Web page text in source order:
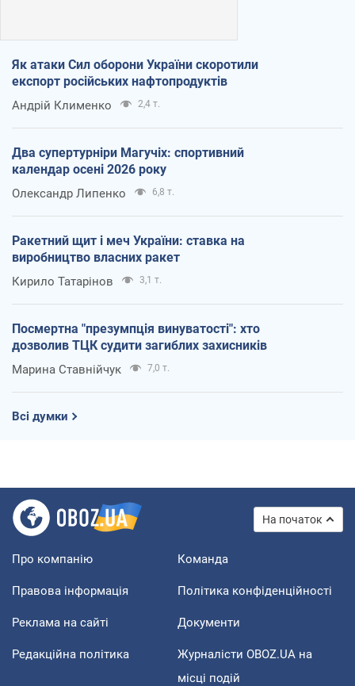
Як атаки Сил оборони України скоротили
експорт російських нафтопродуктів
Андрій Клименко 2,4 т.
Два супертурніри Магучіх: спортивний
календар осені 2026 року
Олександр Липенко 6,8 т.
Ракетний щит і меч України: ставка на
виробництво власних ракет
Кирило Татарінов 3,1 т.
Посмертна "презумпція винуватості": хто
дозволив ТЦК судити загиблих захисників
Марина Ставнійчук 7,0 т.
Всі думки
На початок
Про компанію Команда
Правова інформація Політика конфіденційності
Реклама на сайті Документи
Редакційна політика
Журналісти OBOZ.UA на
місці подій